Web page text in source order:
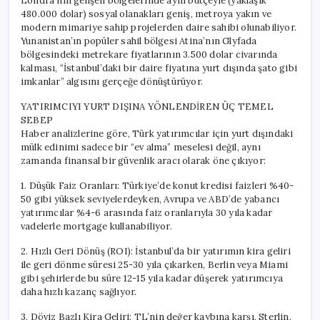
480.000 dolar) sosyal olanakları geniş, metroya yakın ve
modern mimariye sahip projelerden daire sahibi olunabiliyor.
Yunanistan’ın popüler sahil bölgesi Atina’nın Glyfada
bölgesindeki metrekare fiyatlarının 3.500 dolar civarında
kalması, “İstanbul’daki bir daire fiyatına yurt dışında şato gibi
imkanlar” algısını gerçeğe dönüştürüyor.
YATIRIMCIYI YURT DIŞINA YÖNLENDİREN ÜÇ TEMEL
SEBEP
Haber analizlerine göre, Türk yatırımcılar için yurt dışındaki
mülk edinimi sadece bir “ev alma” meselesi değil, aynı
zamanda finansal bir güvenlik aracı olarak öne çıkıyor:
1. Düşük Faiz Oranları: Türkiye’de konut kredisi faizleri %40-
50 gibi yüksek seviyelerdeyken, Avrupa ve ABD’de yabancı
yatırımcılar %4-6 arasında faiz oranlarıyla 30 yıla kadar
vadelerle mortgage kullanabiliyor.
2. Hızlı Geri Dönüş (ROI): İstanbul’da bir yatırımın kira geliri
ile geri dönme süresi 25-30 yıla çıkarken, Berlin veya Miami
gibi şehirlerde bu süre 12-15 yıla kadar düşerek yatırımcıya
daha hızlı kazanç sağlıyor.
3. Döviz Bazlı Kira Geliri: TL’nin değer kaybına karşı, Sterlin,